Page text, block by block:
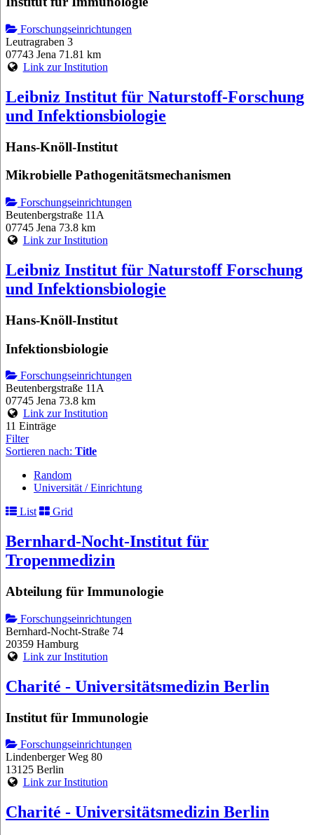
Forschungseinrichtungen
Leutragraben 3
07743 Jena 71.81 km
Link zur Institution
Leibniz Institut für Naturstoff-Forschung
und Infektionsbiologie
Hans-Knöll-Institut
Mikrobielle Pathogenitätsmechanismen
Forschungseinrichtungen
Beutenbergstraße 11A
07745 Jena 73.8 km
Link zur Institution
Leibniz Institut für Naturstoff Forschung
und Infektionsbiologie
Hans-Knöll-Institut
Infektionsbiologie
Forschungseinrichtungen
Beutenbergstraße 11A
07745 Jena 73.8 km
Link zur Institution
11 Einträge
Filter
Sortieren nach: Title
Random
Universität / Einrichtung
List
Grid
Bernhard-Nocht-Institut für
Tropenmedizin
Abteilung für Immunologie
Forschungseinrichtungen
Bernhard-Nocht-Straße 74
20359 Hamburg
Link zur Institution
Charité - Universitätsmedizin Berlin
Institut für Immunologie
Forschungseinrichtungen
Lindenberger Weg 80
13125 Berlin
Link zur Institution
Charité - Universitätsmedizin Berlin